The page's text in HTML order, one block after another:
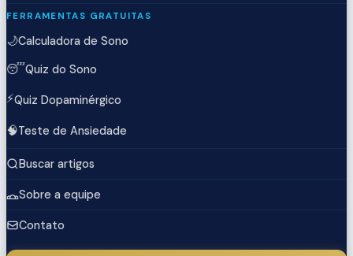
FERRAMENTAS GRATUITAS
🌙Calculadora de Sono
😴Quiz do Sono
⚡Quiz Dopaminérgico
🧠Teste de Ansiedade
Buscar artigos
Sobre a equipe
Contato